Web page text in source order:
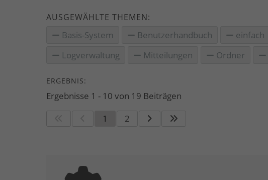
AUSGEWÄHLTE THEMEN:
Basis-System Benutzerhandbuch einfach
Logverwaltung
Mitteilungen Ordner
ERGEBNIS:
Ergebnisse 1 - 10 von 19 Beiträgen
1
2